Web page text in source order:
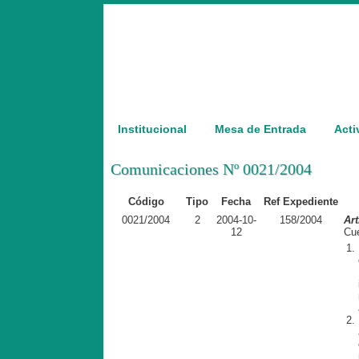
Institucional Mesa de Entrada
Comunicaciones Nº 0021/2004
Código Tipo Fecha
Ref Expediente
0021/2004
2
2004-10-
12
158/2004